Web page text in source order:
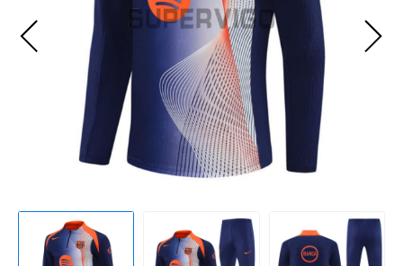
Otras Ligas
Entrenamiento